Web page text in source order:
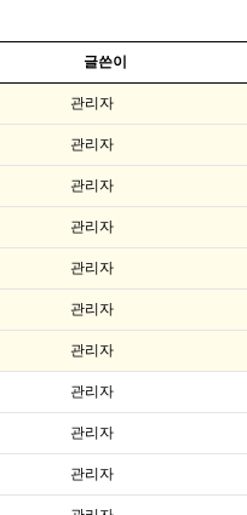
글쓴이
관리자
관리자
관리자
관리자
관리자
관리자
관리자
관리자
관리자
관리자